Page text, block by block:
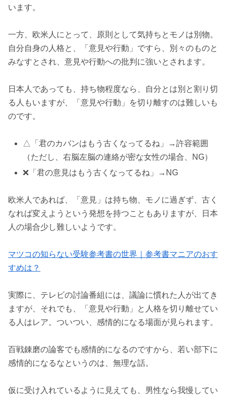
います。
一方、欧米人にとって、原則として気持ちとモノは別物。
自分自身の人格と、「意見や行動」ですら、別々のものと
みなすとされ、意見や行動への批判に強いとされます。
日本人であっても、持ち物程度なら、自分とは別と割り切
る人もいますが、「意見や行動」を切り離すのは難しいも
のです。
△「君のカバンはもう古くなってるね」→許容範囲
（ただし、右脳左脳の連絡が密な女性の場合、NG）
❌「君の意見はもう古くなってるね」→NG
欧米人であれば、「意見」は持ち物、モノに過ぎず、古く
なれば変えようという発想を持つこともありますが、日本
人の場合少し難しいようです。
マツコの知らない受験参考書の世界｜参考書マニアのおす
すめは？
実際に、テレビの討論番組には、議論に慣れた人が出てき
ますが、それでも、「意見や行動」と人格を切り離せてい
る人はレア。ついつい、感情的になる場面が見られます。
百戦錬磨の論客でも感情的になるのですから、若い部下に
感情的になるなというのは、無理な話。
仮に受け入れているように見えても、男性なら我慢してい